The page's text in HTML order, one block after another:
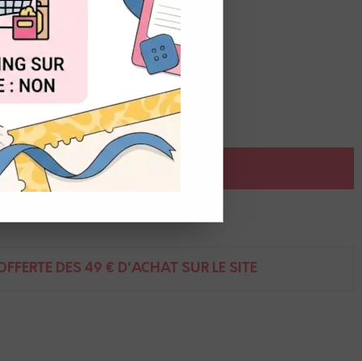
concentration en pignents.
pinceau à réserve d'eau.
AJOUTER AU PANIER
DÈS 49 € D'ACHAT SUR LE SITE